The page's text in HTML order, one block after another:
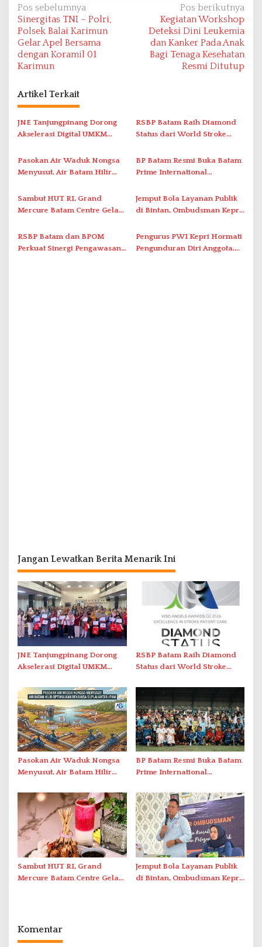
N
a
v
i
a
s
i
p
o
s
Pos sebelumnya
Sinergitas TNI – Polri,
Polsek Balai Karimun
Gelar Apel Bersama
dengan Koramil 01
Karimun
Pos berikutnya
Kegiatan Workshop
Deteksi Dini Leukemia
dan Kanker Pada Anak
Bagi Tenaga Kesehatan
Resmi Ditutup
Artikel Terkait
JNE Tanjungpinang Dorong
Akselerasi Digital UMKM
2026
RSBP Batam Raih Diamond
Status dari World Stroke
Penanganan Stroke
Berstandar Internasional
Pasokan Air Waduk Nongsa
Menyusut, Air Batam Hilir
Antar-IPAM
BP Batam Resmi Buka Batam
Prime International
2026 di Stadion Temenggung
Abdul Jamal
Sambut HUT RI, Grand
Mercure Batam Centre Gelar
Nusantara’
Jemput Bola Layanan Publik
di Bintan, Ombudsman Kepri
Solar Nelayan
RSBP Batam dan BPOM
Perkuat Sinergi Pengawasan
Pengurus PWI Kepri Hormati
Pengunduran Diri Anggota,
Jangan Lewatkan Berita Menarik Ini
JNE Tanjungpinang Dorong
Akselerasi Digital UMKM
2026
RSBP Batam Raih Diamond
Status dari World Stroke
Penanganan Stroke
Berstandar Internasional
Pasokan Air Waduk Nongsa
Menyusut, Air Batam Hilir
Antar-IPAM
BP Batam Resmi Buka Batam
Prime International
2026 di Stadion Temenggung
Abdul Jamal
Sambut HUT RI, Grand
Mercure Batam Centre Gelar
Jemput Bola Layanan Publik
di Bintan, Ombudsman Kepri
Komentar